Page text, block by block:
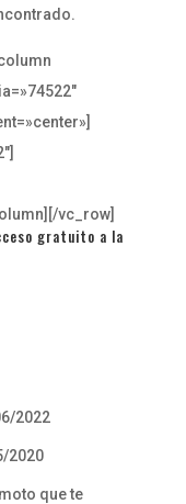
vc_row]
gratuito a la
2022
2020
que te